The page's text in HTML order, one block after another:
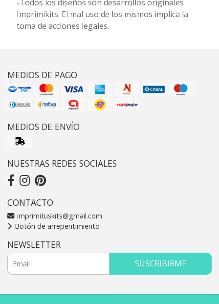
-Todos los diseños son desarrollos originales
Imprimikits. El mal uso de los mismos implica la
toma de acciones legales.
MEDIOS DE PAGO
MEDIOS DE ENVÍO
NUESTRAS REDES SOCIALES
CONTACTO
imprimituskits@gmail.com
Botón de arrepentimiento
NEWSLETTER
SUSCRIBIRME